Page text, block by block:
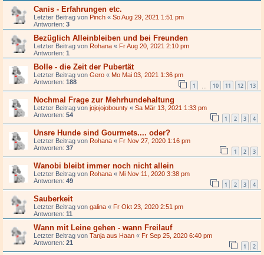
Canis - Erfahrungen etc.
Letzter Beitrag von Pinch « So Aug 29, 2021 1:51 pm
Antworten: 3
Bezüglich Alleinbleiben und bei Freunden
Letzter Beitrag von Rohana « Fr Aug 20, 2021 2:10 pm
Antworten: 1
Bolle - die Zeit der Pubertät
Letzter Beitrag von Gero « Mo Mai 03, 2021 1:36 pm
Antworten: 188 1 10 11 12 13
Nochmal Frage zur Mehrhundehaltung
Letzter Beitrag von jojojojobounty « Sa Mär 13, 2021 1:33 pm
Antworten: 54 1 2 3 4
Unsre Hunde sind Gourmets.... oder?
Letzter Beitrag von Rohana « Fr Nov 27, 2020 1:16 pm
Antworten: 37 1 2 3
Wanobi bleibt immer noch nicht allein
Letzter Beitrag von Rohana « Mi Nov 11, 2020 3:38 pm
Antworten: 49 1 2 3 4
Sauberkeit
Letzter Beitrag von galina « Fr Okt 23, 2020 2:51 pm
Antworten: 11
Wann mit Leine gehen - wann Freilauf
Letzter Beitrag von Tanja aus Haan « Fr Sep 25, 2020 6:40 pm
Antworten: 21 1 2